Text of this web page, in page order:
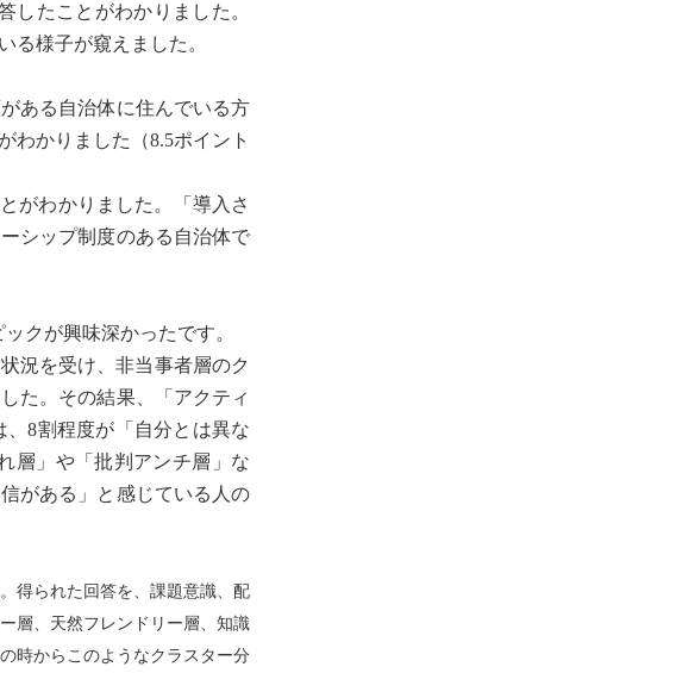
したことがわかりました。
る様子が窺えました。
ある自治体に住んでいる方
わかりました（8.5ポイント
がわかりました。「導入さ
シップ制度のある自治体で
クが興味深かったです。
況を受け、非当事者層のク
た。その結果、「アクティ
8割程度が「自分とは異な
層」や「批判アンチ層」な
がある」と感じている人の
得られた回答を、課題意識、配
層、天然フレンドリー層、知識
時からこのようなクラスター分